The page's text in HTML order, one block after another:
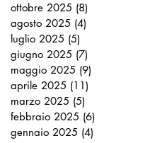
ottobre 2025 (8)
agosto 2025 (4)
luglio 2025 (5)
giugno 2025 (7)
maggio 2025 (9)
aprile 2025 (11)
marzo 2025 (5)
febbraio 2025 (6)
gennaio 2025 (4)